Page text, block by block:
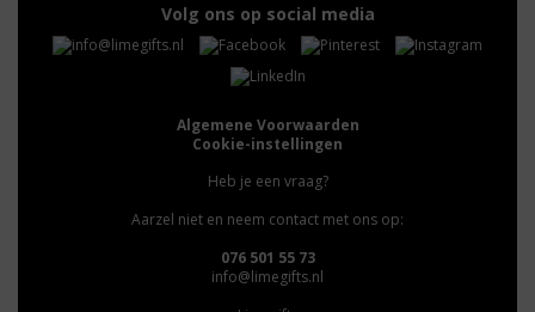
Volg ons op social media
Algemene Voorwaarden
Cookie-instellingen
Heb je een vraag?
Aarzel niet en neem contact met ons op:
076 501 55 73
info@limegifts.nl